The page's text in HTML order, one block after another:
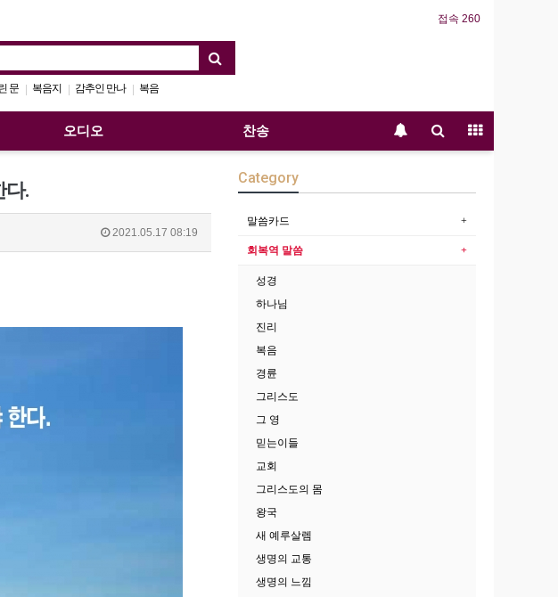
접속 260
문 | 복음지 | 감추인 만나 | 복음
오디오 찬송
다.
2021.05.17 08:19
Category
말씀카드
회복역 말씀
성경
하나님
진리
복음
경륜
그리스도
그 영
믿는이들
교회
그리스도의 몸
왕국
새 예루살렘
생명의 교통
생명의 느낌